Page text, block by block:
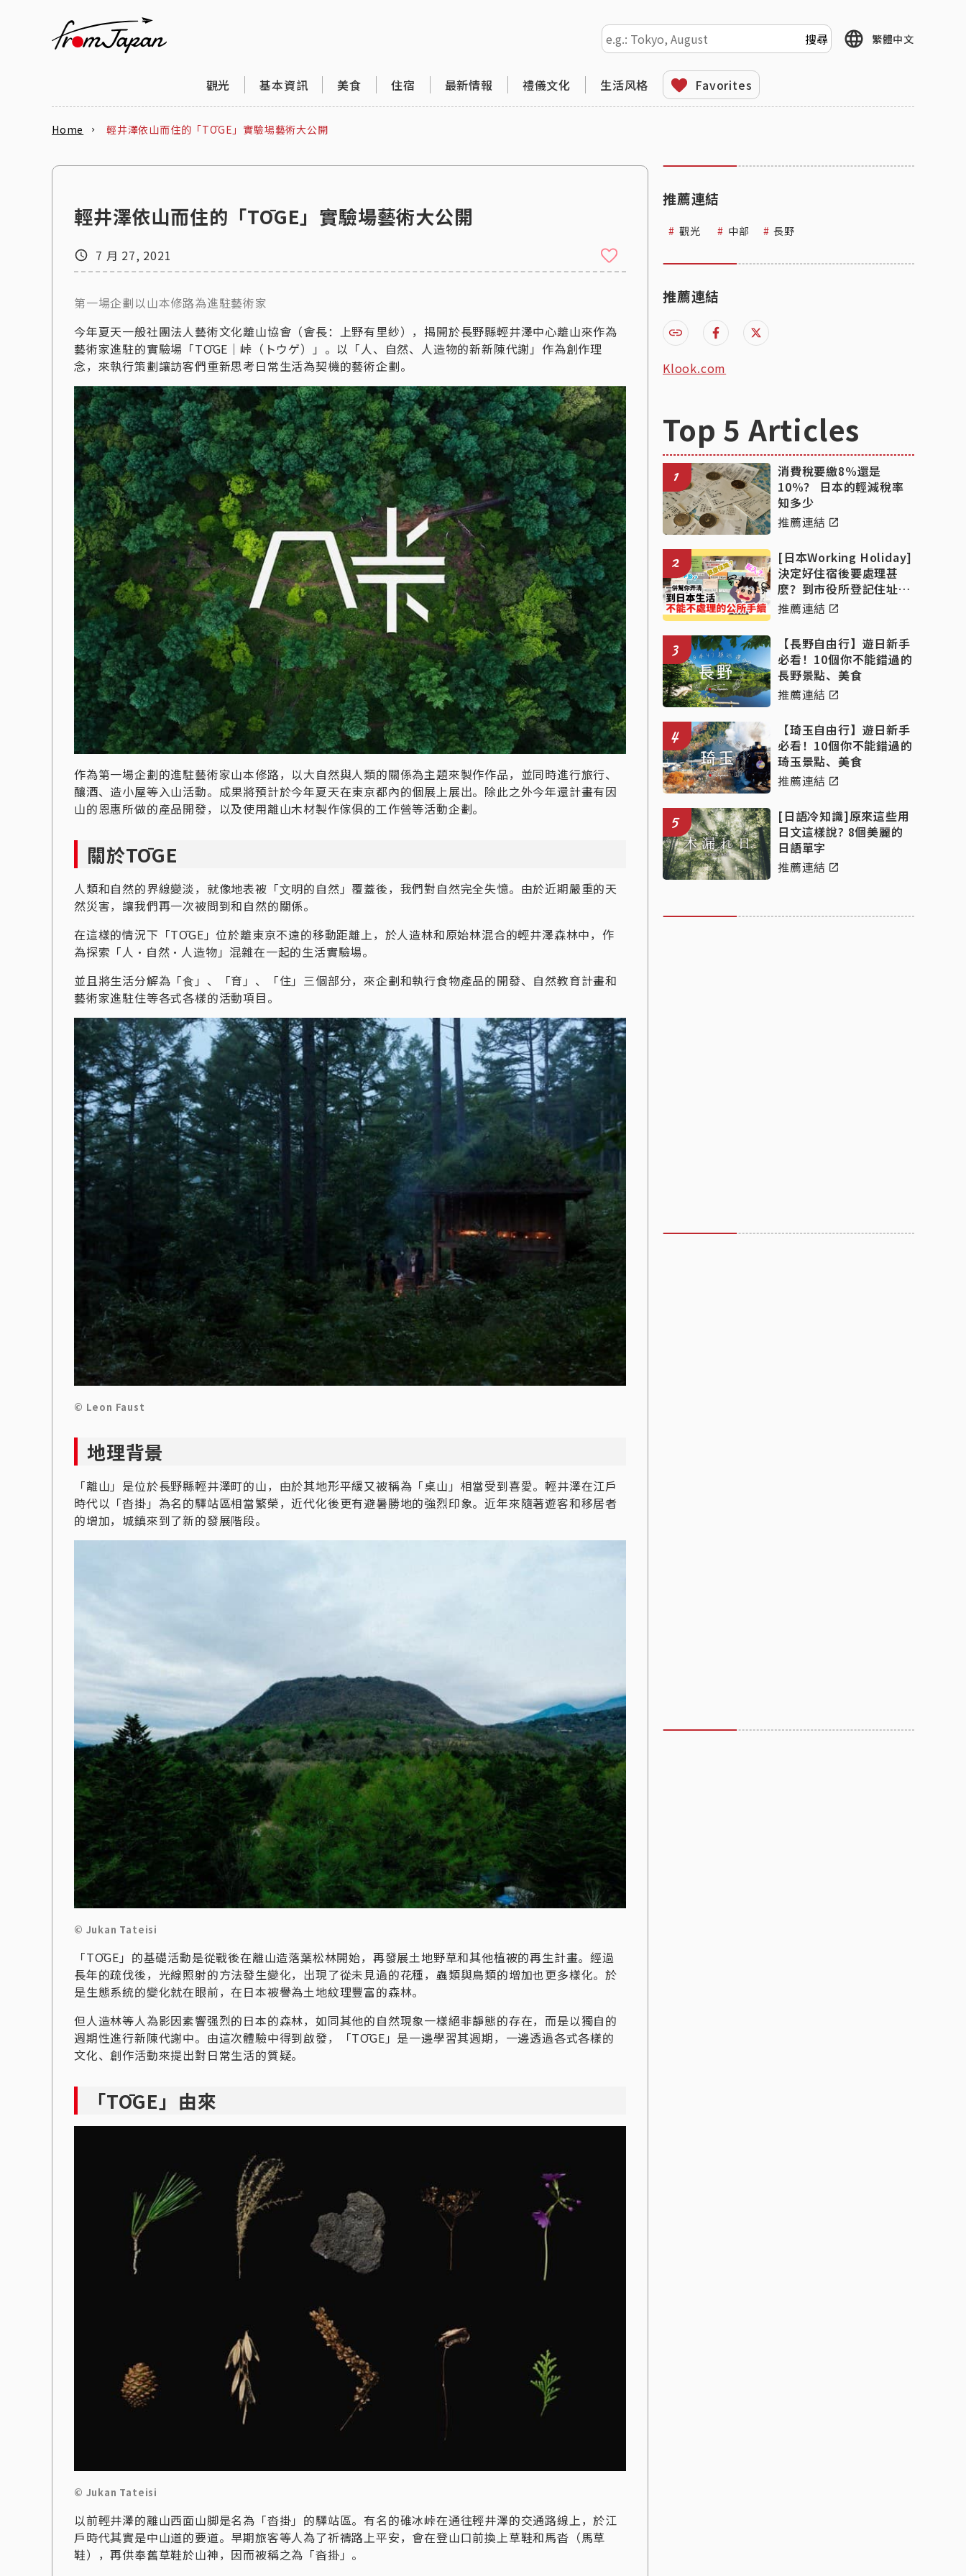
繁體中文
觀光 基本資訊 美食 住宿 最新情報 禮儀文化 生活风格 Favorites
Home 輕井澤依山而住的「TŌGE」實驗場藝術大公開
輕井澤依山而住的「TŌGE」實驗場藝術大公開
7 月 27, 2021
第一場企劃以山本修路為進駐藝術家
今年夏天一般社團法人藝術文化離山協會（會長：上野有里紗），揭開於長野縣輕井澤中心離山來作為
藝術家進駐的實驗場「TŌGE｜峠（トウゲ）」。以「人、自然、人造物的新新陳代謝」作為創作理
念，來執行策劃讓訪客們重新思考日常生活為契機的藝術企劃。
作為第一場企劃的進駐藝術家山本修路，以大自然與人類的關係為主題來製作作品，並同時進行旅行、
釀酒、造小屋等入山活動。成果將預計於今年夏天在東京都內的個展上展出。除此之外今年還計畫有因
山的恩惠所做的產品開發，以及使用離山木材製作傢俱的工作營等活動企劃。
關於TŌGE
人類和自然的界線變淡，就像地表被「⽂明的⾃然」覆蓋後，我們對自然完全失憶。由於近期嚴重的天
然災害，讓我們再一次被問到和自然的關係。
在這樣的情況下「TŌGE」位於離東京不遠的移動距離上，於人造林和原始林混合的輕井澤森林中，作
為探索「⼈・⾃然・⼈造物」混雜在一起的生活實驗場。
並且將生活分解為「⾷」、「育」 、
「住」三個部分，來企劃和執行食物產品的開發、自然教育計畫和
藝術家進駐住等各式各樣的活動項目。
© Leon Faust
地理背景
「離山」是位於長野縣輕井澤町的山，由於其地形平緩又被稱為「桌山」相當受到喜愛。輕井澤在江戶
時代以「沓掛」為名的驛站區相當繁榮，近代化後更有避暑勝地的強烈印象。近年來隨著遊客和移居者
的增加，城鎮來到了新的發展階段。
© Jukan Tateisi
「TŌGE」的基礎活動是從戰後在離山造落葉松林開始，再發展土地野草和其他植被的再生計畫。經過
長年的疏伐後，光線照射的方法發生變化， 出現了從未見過的花種，蟲類與鳥類的增加也更多樣化。於
是生態系統的變化就在眼前，在日本被譽為土地紋理豐富的森林。
但人造林等人為影因素響强烈的日本的森林，如同其他的自然現象一樣絕非靜態的存在，而是以獨自的
週期性進行新陳代謝中。由這次體驗中得到啟發，「TŌGE」是一邊學習其週期，一邊透過各式各樣的
文化、創作活動來提出對日常生活的質疑。
「TŌGE」由來
© Jukan Tateisi
以前輕井澤的離山西面山脚是名為「沓掛」的驛站區。有名的碓冰峠在通往輕井澤的交通路線上，於江
戶時代其實是中山道的要道。早期旅客等人為了祈禱路上平安，會在登山口前換上草鞋和馬沓（馬草
鞋），再供奉舊草鞋於山神，因而被稱之為「沓掛」。
推薦連結
觀光 中部 長野
推薦連結
Klook.com
Top 5 Articles
1
消費稅要繳8%還是
10%？ 日本的輕減稅率
知多少
推薦連結
2
[日本Working Holiday]
決定好住宿後要處理甚
麼？到市役所登記住址、
國民健康保險、國民年金
推薦連結
3
【長野自由行】遊日新手
必看！10個你不能錯過的
長野景點、美食
推薦連結
4
【琦玉自由行】遊日新手
必看！10個你不能錯過的
琦玉景點、美食
推薦連結
5
[日語冷知識]原來這些用
日文這樣說? 8個美麗的
日語單字
推薦連結